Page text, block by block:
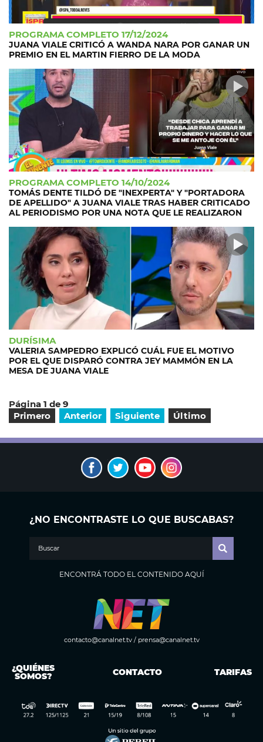
PROGRAMA COMPLETO 17/12/2024
JUANA VIALE CRITICÓ A WANDA NARA POR GANAR UN
PREMIO EN EL MARTIN FIERRO DE LA MODA
PROGRAMA COMPLETO 14/10/2024
TOMÁS DENTE TILDÓ DE "INEXPERTA" Y "PORTADORA
DE APELLIDO" A JUANA VIALE TRAS HABER CRITICADO
AL PERIODISMO POR UNA NOTA QUE LE REALIZARON
DURÍSIMA
VALERIA SAMPEDRO EXPLICÓ CUÁL FUE EL MOTIVO
POR EL QUE DISPARÓ CONTRA JEY MAMMÓN EN LA
MESA DE JUANA VIALE
Página 1 de 9
Primero
Anterior Siguiente Último
¿NO ENCONTRASTE LO QUE BUSCABAS?
ENCONTRÁ TODO EL CONTENIDO AQUÍ
contacto@canalnet.tv/ prensa@canalnet.tv
¿QUIÉNES
SOMOS? CONTACTO TARIFAS